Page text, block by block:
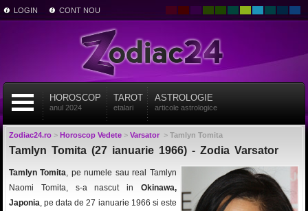
LOGIN CONT NOU
HOROSCOP
anul 2024
TAROT
etalari
ASTROLOGIE
articole astrologice
Zodiac24.ro> Horoscop Vedete> Varsator> Tamlyn Tomita
Tamlyn Tomita (27 ianuarie 1966) - Zodia Varsator
Tamlyn Tomita, pe numele sau real Tamlyn
Naomi Tomita, s-a nascut in Okinawa,
Japonia, pe data de 27 ianuarie 1966 si este